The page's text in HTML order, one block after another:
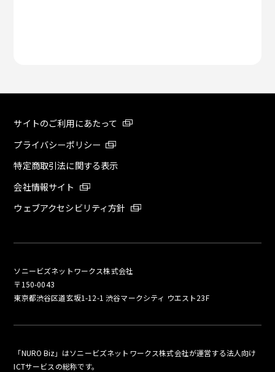
サイトのご利用にあたって
プライバシーポリシー
特定商取引法に関する表示
会社情報サイト
ウェブアクセシビリティ方針
ソニービズネットワークス株式会社
〒150-0043
東京都渋谷区道玄坂1-12-1 渋谷マークシティ ウエスト23F
「NURO Biz」はソニービズネットワークス株式会社が運営する法人向け
ICTサービスの総称です。